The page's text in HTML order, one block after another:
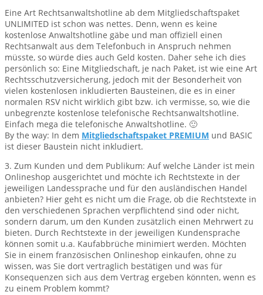
Eine Art Rechtsanwaltshotline ab dem Mitgliedschaftspaket
UNLIMITED ist schon was nettes. Denn, wenn es keine
kostenlose Anwaltshotline gäbe und man offiziell einen
Rechtsanwalt aus dem Telefonbuch in Anspruch nehmen
müsste, so würde dies auch Geld kosten. Daher sehe ich dies
persönlich so: Eine Mitgliedschaft, je nach Paket, ist wie eine Art
Rechtsschutzversicherung, jedoch mit der Besonderheit von
vielen kostenlosen inkludierten Bausteinen, die es in einer
normalen RSV nicht wirklich gibt bzw. ich vermisse, so, wie die
unbegrenzte kostenlose telefonische Rechtsanwaltshotline.
Einfach mega die telefonische Anwaltshotline. 🙂
By the way: In dem Mitgliedschaftspaket PREMIUM und BASIC
ist dieser Baustein nicht inkludiert.
3. Zum Kunden und dem Publikum: Auf welche Länder ist mein
Onlineshop ausgerichtet und möchte ich Rechtstexte in der
jeweiligen Landessprache und für den ausländischen Handel
anbieten? Hier geht es nicht um die Frage, ob die Rechtstexte in
den verschiedenen Sprachen verpflichtend sind oder nicht,
sondern darum, um den Kunden zusätzlich einen Mehrwert zu
bieten. Durch Rechtstexte in der jeweiligen Kundensprache
können somit u.a. Kaufabbrüche minimiert werden. Möchten
Sie in einem französischen Onlineshop einkaufen, ohne zu
wissen, was Sie dort vertraglich bestätigen und was für
Konsequenzen sich aus dem Vertrag ergeben könnten, wenn es
zu einem Problem kommt?